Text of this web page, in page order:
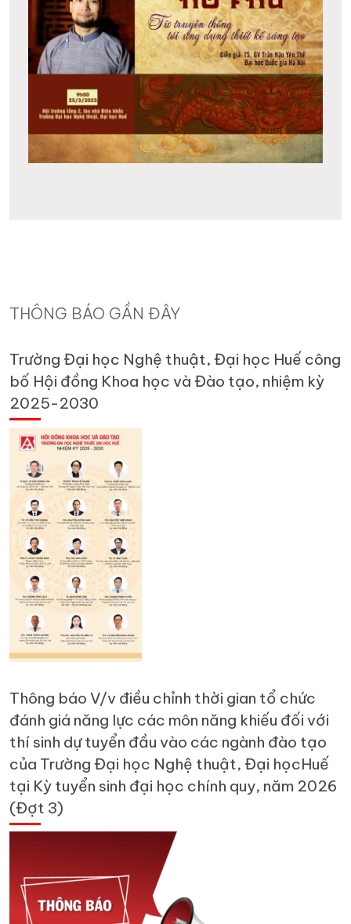
THÔNG BÁO GẦN ĐÂY
Trường Đại học Nghệ thuật, Đại học Huế công
bố Hội đồng Khoa học và Đào tạo, nhiệm kỳ
2025-2030
Thông báo V/v điều chỉnh thời gian tổ chức
đánh giá năng lực các môn năng khiếu đối với
thí sinh dự tuyển đầu vào các ngành đào tạo
của Trường Đại học Nghệ thuật, Đại họcHuế
tại Kỳ tuyển sinh đại học chính quy, năm 2026
(Đợt 3)